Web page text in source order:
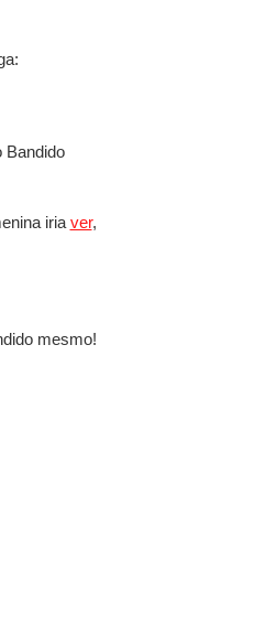
Bandido
iria ver,
mesmo!